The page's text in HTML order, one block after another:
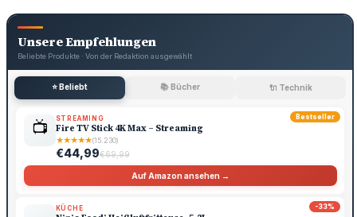
Unsere Empfehlungen
Beliebte Produkte · Von der Redaktion ausgewählt
⭐ Beliebt 📚 Bücher 🔌 Technik
Bestseller
📺 STREAMING
Fire TV Stick 4K Max – Streaming
★★★★★(15.230)
€44,99€69,99
Auf Amazon ansehen →
-33%
KÜCHE